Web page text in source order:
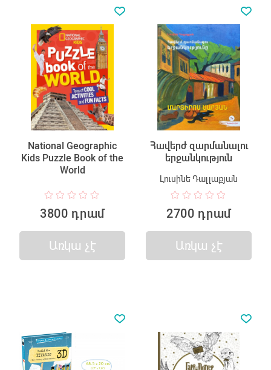
National Geographic
Kids Puzzle Book of the
World
3800 դրամ
Առկա չէ
Հավերժ զարմանալու
երջանկություն
Լուսինե Դալլաքյան
2700 դրամ
Առկա չէ